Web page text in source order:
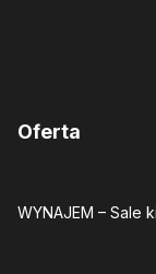
Oferta
WYNAJEM – Sale